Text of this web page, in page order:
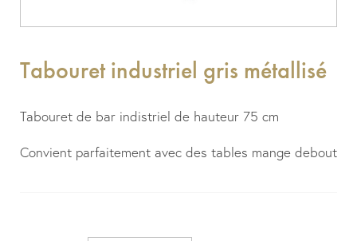
Tabouret industriel gris métallisé
Tabouret de bar indistriel de hauteur 75 cm
Convient parfaitement avec des tables mange debout